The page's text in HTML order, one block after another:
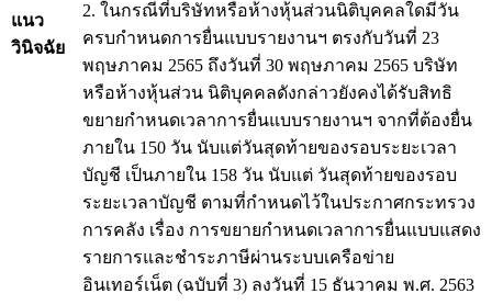
แนว
วินิจฉัย
2. ในกรณีที่บริษัทหรือห้างหุ้นส่วนนิติบุคคลใดมีวัน
ครบกำหนดการยื่นแบบรายงานฯ ตรงกับวันที่ 23
พฤษภาคม 2565 ถึงวันที่ 30 พฤษภาคม 2565 บริษัท
หรือห้างหุ้นส่วน นิติบุคคลดังกล่าวยังคงได้รับสิทธิ
ขยายกำหนดเวลาการยื่นแบบรายงานฯ จากที่ต้องยื่น
ภายใน 150 วัน นับแต่วันสุดท้ายของรอบระยะเวลา
บัญชี เป็นภายใน 158 วัน นับแต่ วันสุดท้ายของรอบ
ระยะเวลาบัญชี ตามที่กำหนดไว้ในประกาศกระทรวง
การคลัง เรื่อง การขยายกำหนดเวลาการยื่นแบบแสดง
รายการและชำระภาษีผ่านระบบเครือข่าย
อินเทอร์เน็ต (ฉบับที่ 3) ลงวันที่ 15 ธันวาคม พ.ศ. 2563